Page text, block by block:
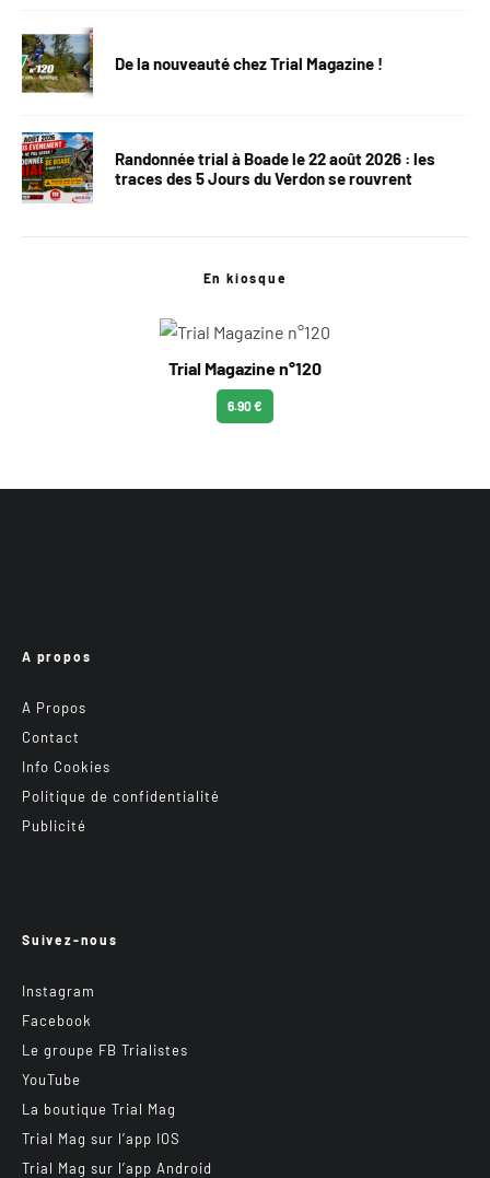
De la nouveauté chez Trial Magazine !
Randonnée trial à Boade le 22 août 2026 : les
traces des 5 Jours du Verdon se rouvrent
En kiosque
Trial Magazine n°120
6.90 €
A propos
A Propos
Contact
Info Cookies
Politique de confidentialité
Publicité
Suivez-nous
Instagram
Facebook
Le groupe FB Trialistes
YouTube
La boutique Trial Mag
Trial Mag sur l’app IOS
Trial Mag sur l’app Android